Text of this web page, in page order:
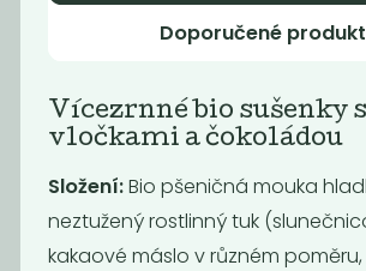
piškotky s
vegan...
99Kč/ Kg 279
Doporučené
Vícezrnné bio sušenky s
vločkami a čokoládou
Složení:Bio pšeničná mouka
neztužený rostlinný tuk
kakaové máslo v různém